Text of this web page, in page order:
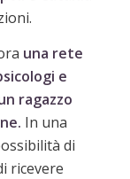
una rete
e
ragazzo
In una
di
ricevere